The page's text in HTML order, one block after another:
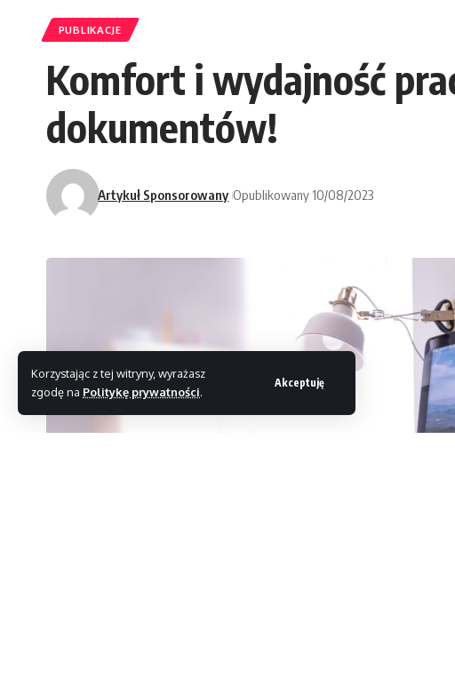
Korzystając z tej witryny, wyrażasz
zgodę na Politykę prywatności.
Akceptuję
PUBLIKACJE
Komfort i wydajność
dokumentów!
Artykuł Sponsorowany Opublikowany 10/08/2023